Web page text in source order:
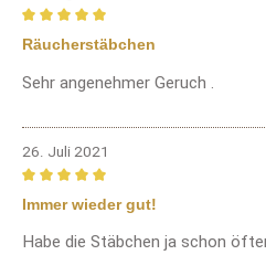
Bewertung mit 5 von 5 Sternen
Räucherstäbchen
Sehr angenehmer Geruch .
26. Juli 2021
Bewertung mit 5 von 5 Sternen
Immer wieder gut!
Habe die Stäbchen ja schon